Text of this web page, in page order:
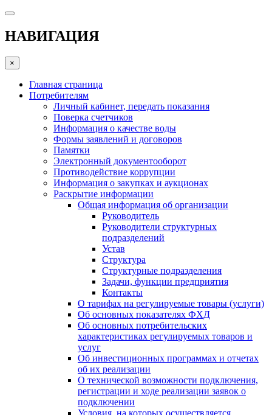
НАВИГАЦИЯ
×
Главная страница
Потребителям
Личный кабинет, передать показания
Поверка счетчиков
Информация о качестве воды
Формы заявлений и договоров
Памятки
Электронный документооборот
Противодействие коррупции
Информация о закупках и аукционах
Раскрытие информации
Общая информация об организации
Руководитель
Руководители структурных
подразделений
Устав
Структура
Структурные подразделения
Задачи, функции предприятия
Контакты
О тарифах на регулируемые товары (услуги)
Об основных показателях ФХД
Об основных потребительских
характеристиках регулируемых товаров и
услуг
Об инвестиционных программах и отчетах
об их реализации
О технической возможности подключения,
регистрации и ходе реализации заявок о
подключении
Условия, на которых осуществляется